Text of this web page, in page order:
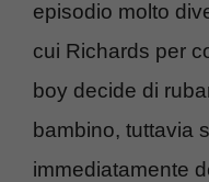
episodio molto
cui Richards per
boy decide di
bambino, tuttavia
immediatamente